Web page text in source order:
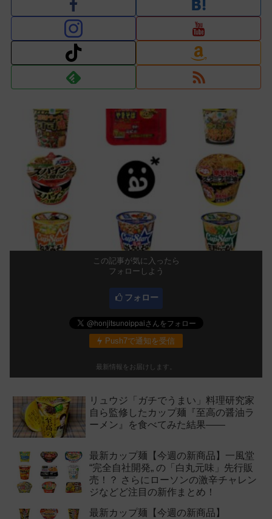
この記事が気に入ったら
フォローしよう
フォロー
Push7で通知を受信
最新情報をお届けします。
リュウジ「ガチでうまい」料理研究家
自ら監修したカップ麺『至高の醤油ラ
ーメン』を食べてみた結果——
最新カップ麺【今週の新商品】一風堂
“完全自社開発„ の「白丸元味」先行販
売！？ さらにローソンの激辛チャレン
ジなどど注目の新作まとめ！
最新カップ麺【今週の新商品】